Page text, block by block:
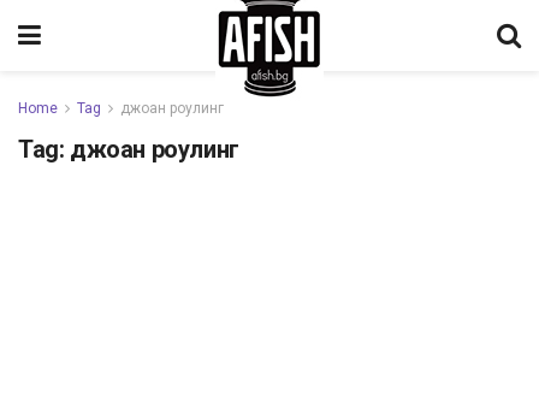
Home Tag джоан роулинг
Tag: джоан роулинг